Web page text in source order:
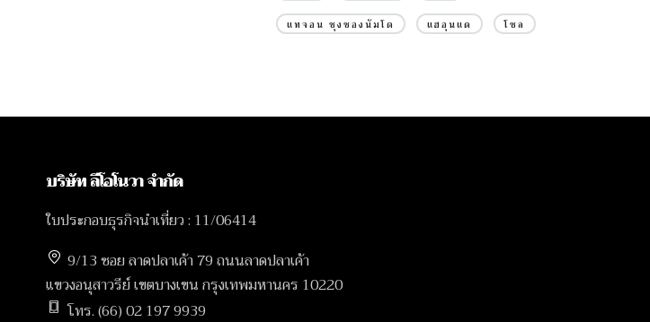
แทจอน ชุงชองนัมโด แฮอุนแด โซล
บริษัท ลีโอโนวา จำกัด
ใบประกอบธุรกิจนำเที่ยว : 11/06414
9/13 ซอย ลาดปลาเค้า 79 ถนนลาดปลาเค้า
แขวงอนุสาวรีย์ เขตบางเขน กรุงเทพมหานคร 10220
โทร. (66) 02 197 9939